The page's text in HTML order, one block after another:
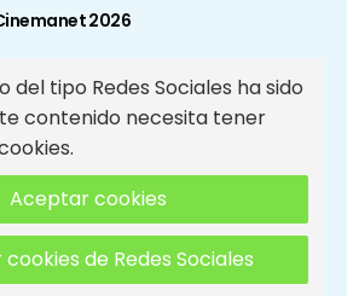
2026
del tipo Redes Sociales ha sido
contenido necesita tener
Aceptar cookies
de Redes Sociales